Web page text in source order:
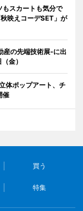
もスカートも気分で
映えコーデSET」が
産の先端技術展-に出
金）
体ポップアート、チ
催
買う
特集